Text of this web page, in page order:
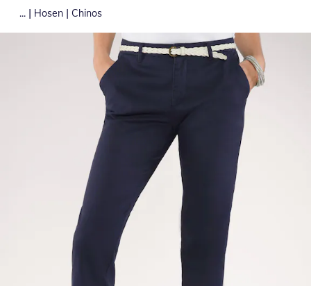
... | Hosen | Chinos